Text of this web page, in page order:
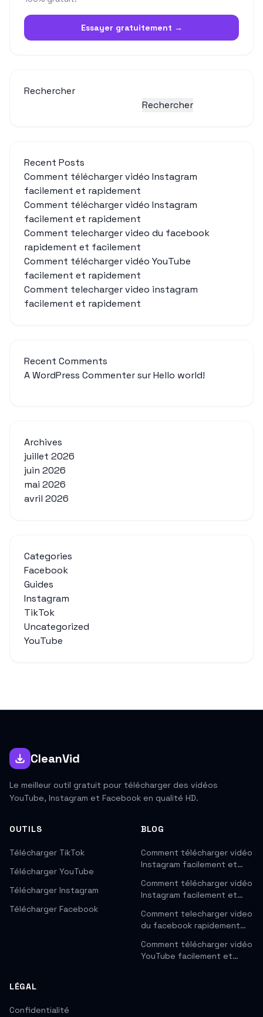
Essayer gratuitement →
Rechercher
Rechercher
Recent Posts
Comment télécharger vidéo Instagram
facilement et rapidement
Comment télécharger vidéo Instagram
facilement et rapidement
Comment telecharger video du facebook
rapidement et facilement
Comment télécharger vidéo YouTube
facilement et rapidement
Comment telecharger video instagram
facilement et rapidement
Recent Comments
A WordPress CommentersurHello world!
Archives
juillet 2026
juin 2026
mai 2026
avril 2026
Categories
Facebook
Guides
Instagram
TikTok
Uncategorized
YouTube
CleanVid
Le meilleur outil gratuit pour télécharger des vidéos
YouTube, Instagram et Facebook en qualité HD.
OUTILS
Télécharger TikTok
Télécharger YouTube
Télécharger Instagram
Télécharger Facebook
BLOG
Comment télécharger vidéo
Instagram facilement et…
Comment télécharger vidéo
Instagram facilement et…
Comment telecharger video
du facebook rapidement…
Comment télécharger vidéo
YouTube facilement et…
LÉGAL
Confidentialité